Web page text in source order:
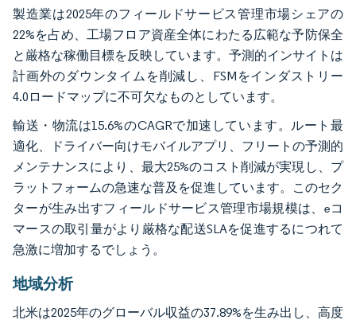
製造業は2025年のフィールドサービス管理市場シェアの
22%を占め、工場フロア資産全体にわたる広範な予防保全
と厳格な稼働目標を反映しています。予測的インサイトは
計画外のダウンタイムを削減し、FSMをインダストリー
4.0ロードマップに不可欠なものとしています。
輸送・物流は15.6%のCAGRで加速しています。ルート最
適化、ドライバー向けモバイルアプリ、フリートの予測的
メンテナンスにより、最大25%のコスト削減が実現し、プ
ラットフォームの急速な普及を促進しています。このセク
ターが生み出すフィールドサービス管理市場規模は、eコ
マースの取引量がより厳格な配送SLAを促進するにつれて
急激に増加するでしょう。
地域分析
北米は2025年のグローバル収益の37.89%を生み出し、高度